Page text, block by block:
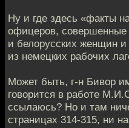
Ну и где здесь «факты
офицеров, совершенные
и белорусских женщин
из немецких рабочих
Может быть, г-н Бивор
говорится в работе
ссылаюсь? Но и там
страницах 314-315, ни